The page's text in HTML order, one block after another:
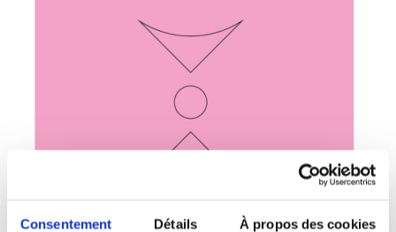
Consentement Détails À propos des cookies